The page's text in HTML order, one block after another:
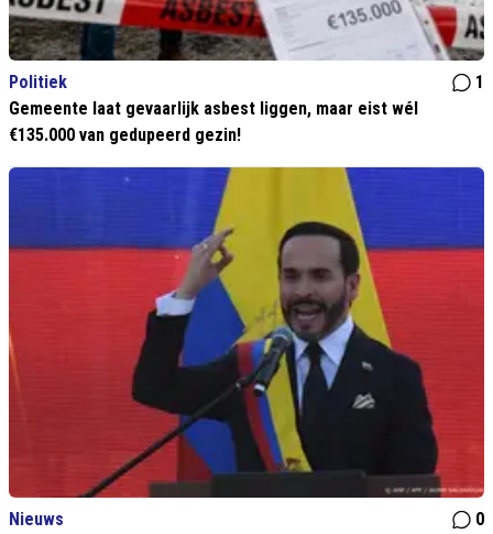
Politiek
1
Gemeente laat gevaarlijk asbest liggen, maar eist wél
€135.000 van gedupeerd gezin!
Nieuws
0